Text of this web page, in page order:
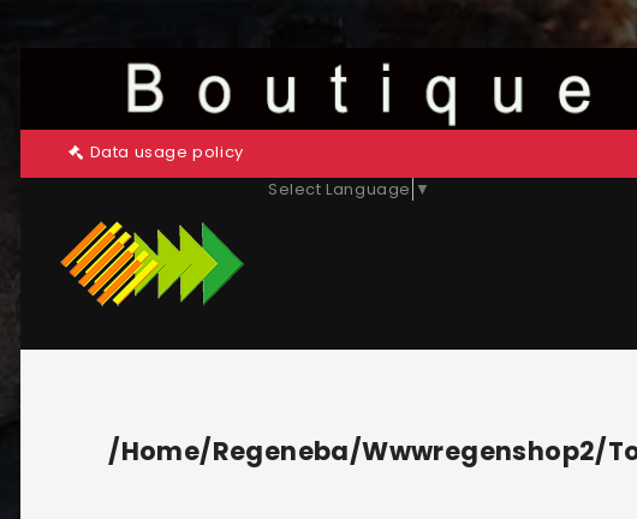
Data usage policy
Select Language ▼
/home/regeneba/wwwregenshop2/